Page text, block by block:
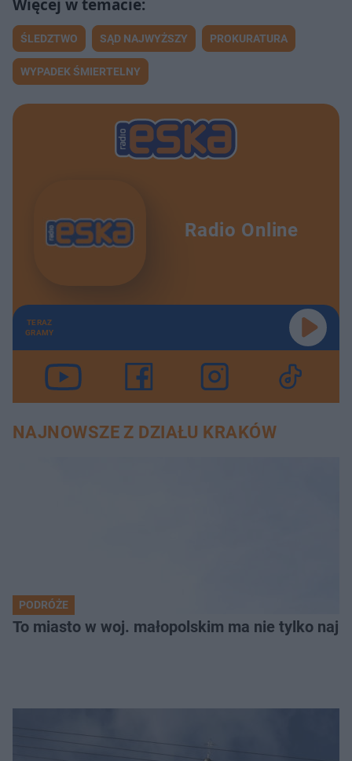
ŚLEDZTWO SĄD NAJWYŻSZY PROKURATURA
WYPADEK ŚMIERTELNY
Radio Online
TERAZ
GRAMY
NAJNOWSZE Z DZIAŁU KRAKÓW
PODRÓŻE
To miasto w woj. małopolskim ma nie tylko